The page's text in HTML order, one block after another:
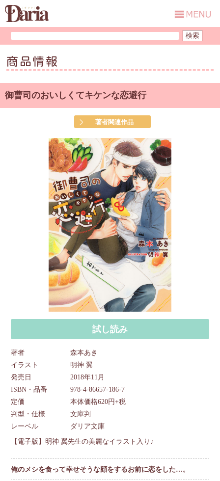
商品情報
御曹司のおいしくてキケンな恋避行
著者関連作品
試し読み
著者
森本あき
イラスト
明神 翼
発売日
2018年11月
ISBN・品番
978-4-86657-186-7
定価
本体価格620円+税
判型・仕様
文庫判
レーベル
ダリア文庫
【電子版】明神 翼先生の美麗なイラスト入り♪
俺のメシを食って幸せそうな顔をするお前に恋をした…。